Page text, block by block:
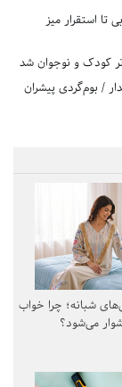
تا استقرار میز
کودک و نوجوان شد
/ بوم‌گردی پیشران
شبانه؛ چرا خواب
می‌شود؟